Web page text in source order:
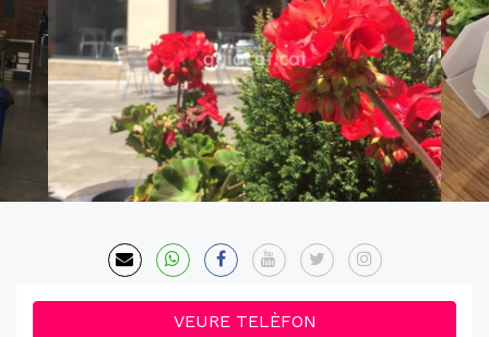
VEURE TELÈFON